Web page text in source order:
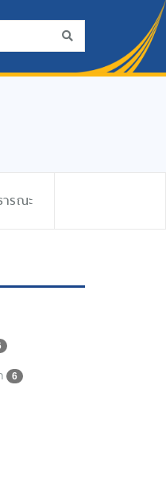
รณะ
6